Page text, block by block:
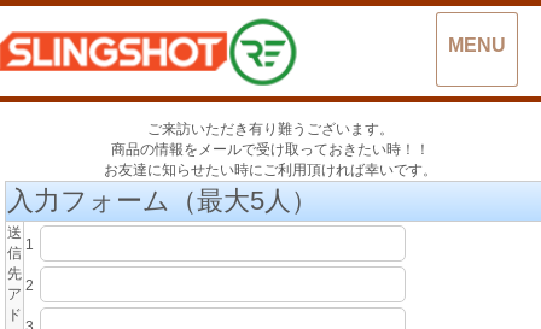
MENU
ご来訪いただき有り難うございます。
商品の情報をメールで受け取っておきたい時！！
お友達に知らせたい時にご利用頂ければ幸いです。
入力フォーム（最大5人）
送
信
先
ア
ド
1
2